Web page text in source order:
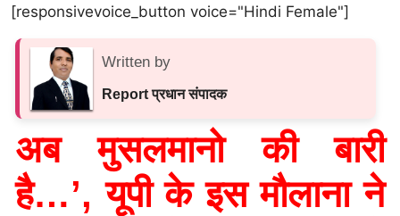
[responsivevoice_button voice="Hindi Female"]
Written by
Report प्रधान संपादक
अब मुसलमानो की बारी
है…’, यूपी के इस मौलाना ने